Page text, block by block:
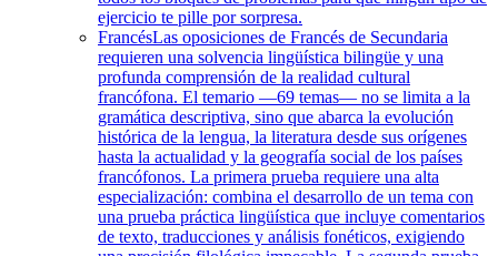
ejercicio te pille por sorpresa.
FrancésLas oposiciones de Francés de Secundaria
requieren una solvencia lingüística bilingüe y una
profunda comprensión de la realidad cultural
francófona. El temario —69 temas— no se limita a la
gramática descriptiva, sino que abarca la evolución
histórica de la lengua, la literatura desde sus orígenes
hasta la actualidad y la geografía social de los países
francófonos. La primera prueba requiere una alta
especialización: combina el desarrollo de un tema con
una prueba práctica lingüística que incluye comentarios
de texto, traducciones y análisis fonéticos, exigiendo